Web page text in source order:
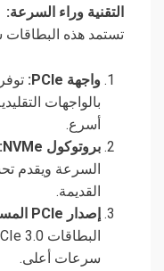
التقنية وراء السرعة:
تستمد هذه
واجهة PCIe:
بالواجهات
أسرع.
بروتوكول NVMe:
السرعة ويقدم
القديمة.
إصدار PCIe المستخدم:
سرعات أعلى.